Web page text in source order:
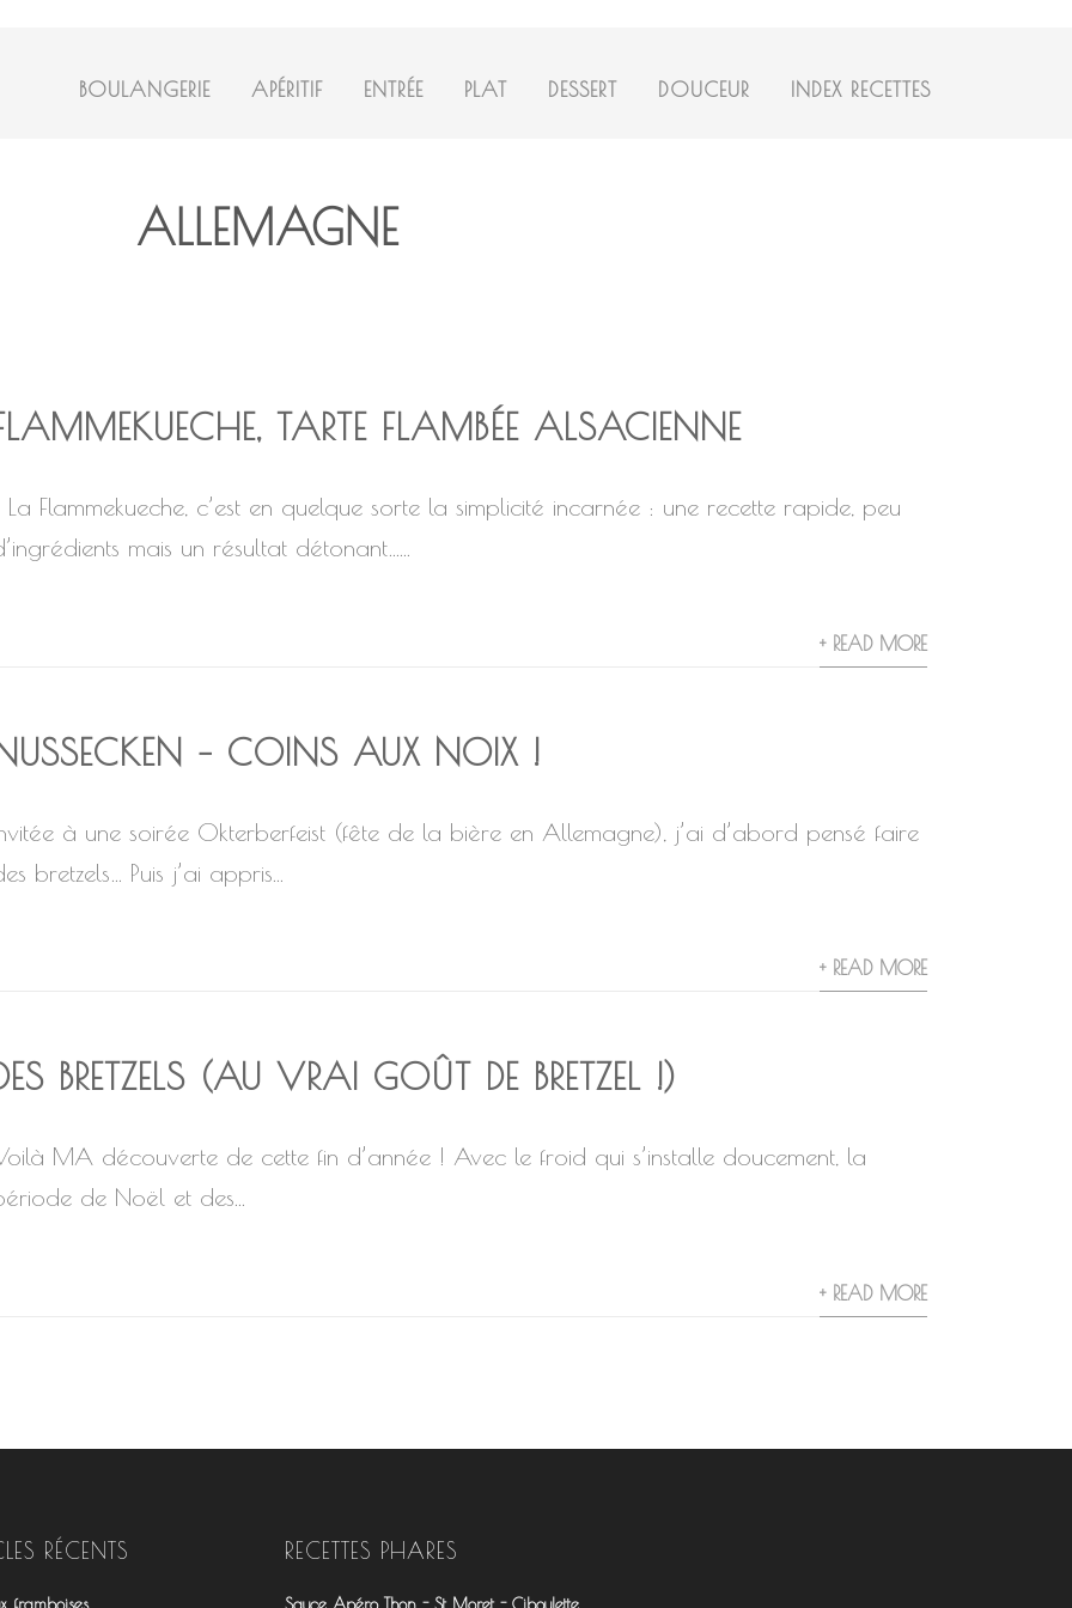
BOULANGERIE APÉRITIF ENTRÉE PLAT DESSERT DOUCEUR INDEX RECETTES
ALLEMAGNE
TARTE FLAMBÉE ALSACIENNE
Flammekueche, c’est en quelque sorte la simplicité incarnée : une recette rapide, peu
mais un résultat détonant…...
+ READ MORE
– COINS AUX NOIX !
à une soirée Okterberfeist (fête de la bière en Allemagne), j’ai d’abord pensé faire
bretzels… Puis j’ai appris...
+ READ MORE
BRETZELS (AU VRAI GOÛT DE BRETZEL !)
MA découverte de cette fin d’année ! Avec le froid qui s’installe doucement, la
de Noël et des...
+ READ MORE
RÉCENTS RECETTES PHARES